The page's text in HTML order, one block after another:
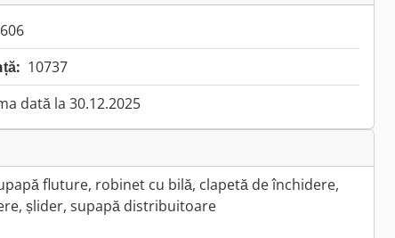
10737
dată la 30.12.2025
fluture, robinet cu bilă, clapetă de închidere,
șlider, supapă distribuitoare